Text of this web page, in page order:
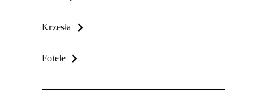
Krzesła
Fotele